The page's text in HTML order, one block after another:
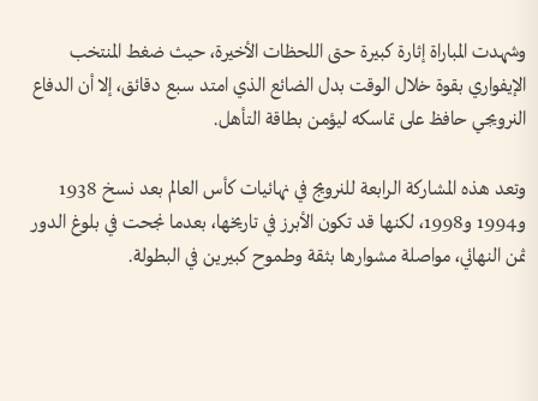
وشهدت المباراة إثارة كبيرة حتى اللحظات الأخيرة، حيث ضغط المنتخب
الإيفواري بقوة خلال الوقت بدل الضائع الذي امتد سبع دقائق، إلا أن الدفاع
النرويجي حافظ على تماسكه ليؤمن بطاقة التأهل.
وتعد هذه المشاركة الرابعة للنرويج في نهائيات كأس العالم بعد نسخ 1938
و1994 و1998، لكنها قد تكون الأبرز في تاريخها، بعدما نجحت في بلوغ الدور
ثمن النهائي، مواصلة مشوارها بثقة وطموح كبيرين في البطولة.